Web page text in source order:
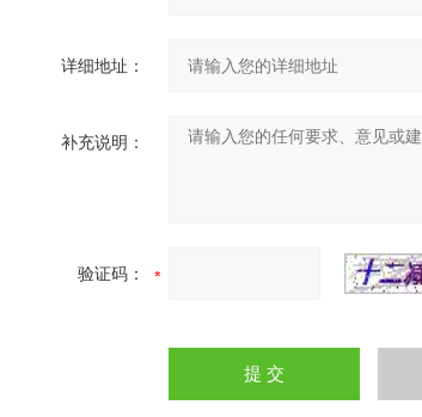
详细地址：
补充说明：
验证码：